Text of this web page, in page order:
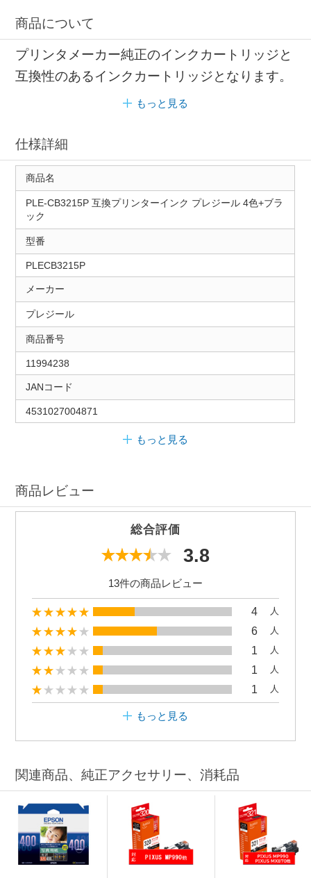
商品について
プリンタメーカー純正のインクカートリッジと
互換性のあるインクカートリッジとなります。
もっと見る
仕様詳細
商品名
PLE-CB3215P 互換プリンターインク プレジール 4色+ブラ
ック
型番
PLECB3215P
メーカー
プレジール
商品番号
11994238
JANコード
4531027004871
もっと見る
商品レビュー
総合評価
3.8
13件の商品レビュー
4 人
6 人
1 人
1 人
1 人
もっと見る
関連商品、純正アクセサリー、消耗品